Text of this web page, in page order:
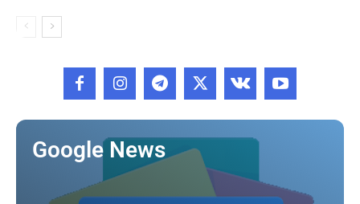
Google News